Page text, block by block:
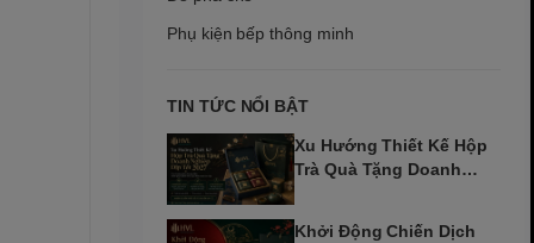
Phụ kiện bếp thông minh
TIN TỨC NỔI BẬT
Xu Hướng Thiết Kế Hộp
Trà Quà Tặng Doanh
Khởi Động Chiến Dịch